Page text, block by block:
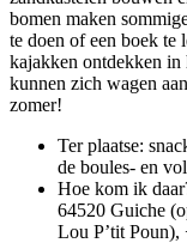
bomen maken
te doen of een boek te
kajakken ontdekken in
kunnen zich wagen
zomer!
Ter plaatse:
de boules- en
Hoe kom ik
64520 Guiche
Lou P’tit Poun),